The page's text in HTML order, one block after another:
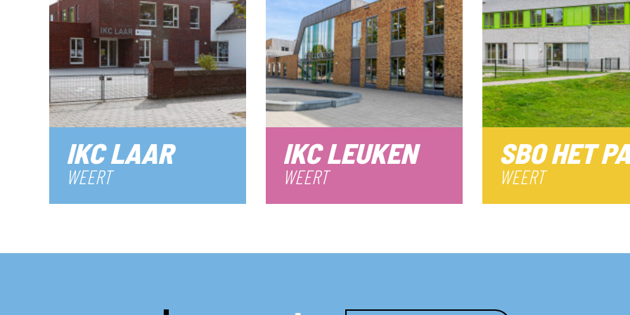
IKC LAAR
WEERT
IKC LEUKEN
WEERT
SBO HET
WEERT